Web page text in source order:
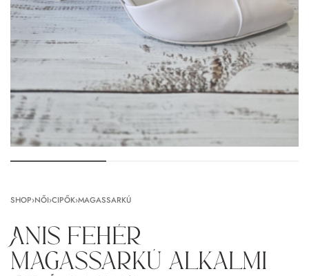
SHOP›NŐI›CIPŐK›MAGASSARKÚ
Anis fehér
magassarkú alkalmi